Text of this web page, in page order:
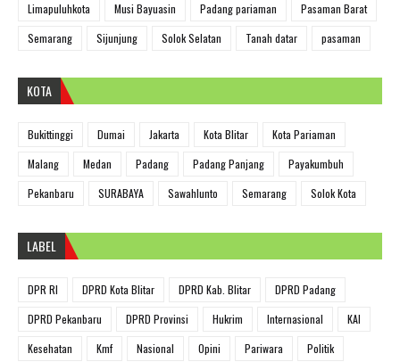
Limapuluhkota
Musi Bayuasin Padang pariaman
Pasaman Barat
Semarang
Sijunjung Solok Selatan Tanah datar pasaman
KOTA
Bukittinggi Dumai Jakarta Kota Blitar
Kota Pariaman
Malang
Medan Padang Padang Panjang
Payakumbuh
Pekanbaru
SURABAYA Sawahlunto Semarang Solok Kota
LABEL
DPR RI DPRD Kota Blitar DPRD Kab. Blitar
DPRD Padang
DPRD Pekanbaru
DPRD Provinsi Hukrim Internasional
KAI
Kesehatan
Kmf Nasional Opini Pariwara Politik